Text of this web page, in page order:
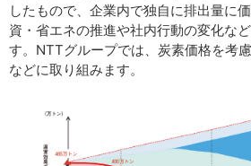
したもので、企業内で独自に排出量に
資・省エネの推進や社内行動の変化な
す。NTTグループでは、炭素価格を考
などに取り組みます。